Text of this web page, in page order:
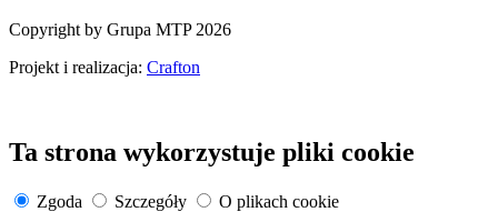
Copyright by Grupa MTP 2026
Projekt i realizacja: Crafton
Ta strona wykorzystuje pliki cookie
Zgoda Szczegóły
O plikach cookie